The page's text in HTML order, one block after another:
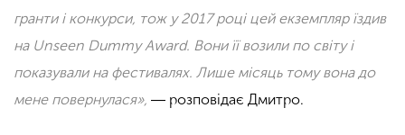
гранти іконкурси, тож у 2017 році цей екземпляр їздив
на Unseen Dummy Award. Вони її возили по світу і
показували на фестивалях. Лише місяць тому вона до
мене повернулася», ― розповідає Дмитро.